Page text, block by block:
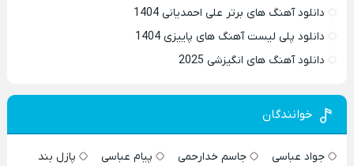
دانلود آهنگ های برتر علی احمدیانی 1404
دانلود پلی لیست آهنگ های پاییزی 1404
دانلود آهنگ های انگیزشی 2025
خوانندگان
جواد عباسی جاسم خدارحمی پیام عباسی
پازل بند